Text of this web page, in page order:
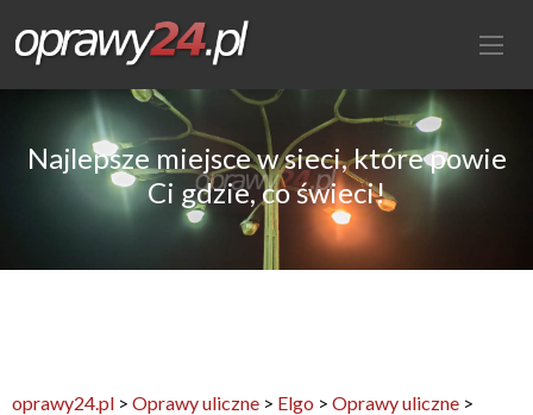
Najlepsze miejsce w sieci, które powie
Ci gdzie, co świeci!
oprawy24.pl > Oprawy uliczne > Elgo > Oprawy uliczne >